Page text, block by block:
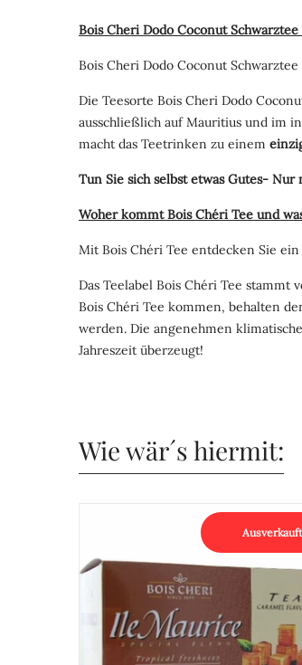
Bois Cheri Dodo Coconut
Bois Cheri Dodo Coconut
Die Teesorte Bois Cheri Dodo
ausschließlich auf Mauritius und im
macht das Teetrinken zu einem
Tun Sie sich selbst etwas Gutes-
Woher kommt Bois Chéri Tee und
Mit Bois Chéri Tee entdecken Sie
Das Teelabel Bois Chéri Tee
Bois Chéri Tee kommen, behalten
werden. Die angenehmen
Jahreszeit überzeugt!
Wie wär´s hiermit:
Ausverkauft